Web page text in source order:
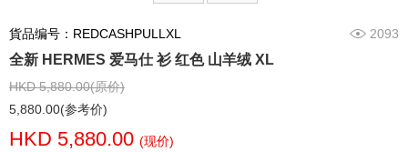
貨品编号：REDCASHPULLXL 2093
全新 HERMES 爱马仕 衫 红色 山羊绒 XL
HKD 5,880.00(原价)
5,880.00(参考价)
HKD 5,880.00 (现价)